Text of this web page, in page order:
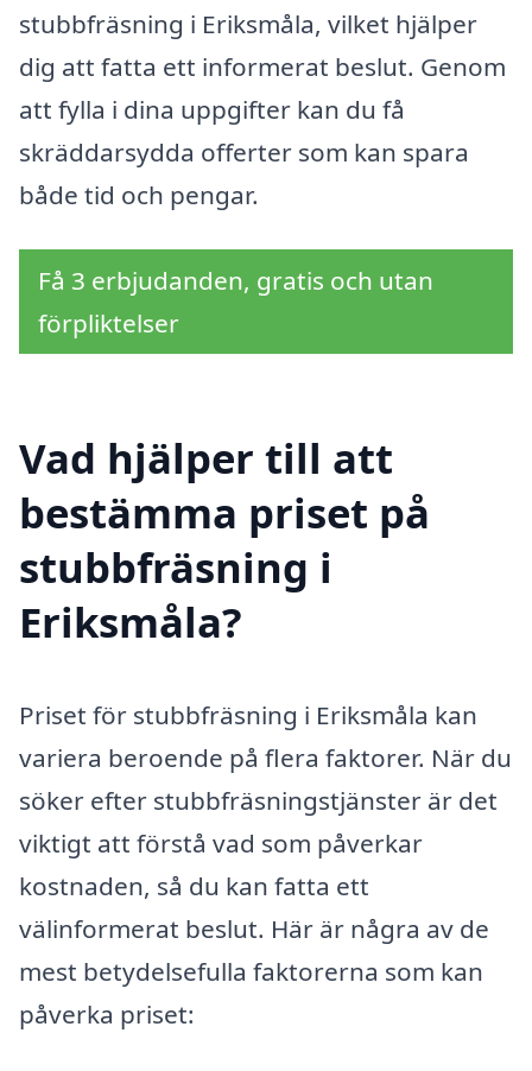
stubbfräsning i Eriksmåla, vilket hjälper
dig att fatta ett informerat beslut. Genom
att fylla i dina uppgifter kan du få
skräddarsydda offerter som kan spara
både tid och pengar.
Få 3 erbjudanden, gratis och utan
förpliktelser
Vad hjälper till att
bestämma priset på
stubbfräsning i
Eriksmåla?
Priset för stubbfräsning i Eriksmåla kan
variera beroende på flera faktorer. När du
söker efter stubbfräsningstjänster är det
viktigt att förstå vad som påverkar
kostnaden, så du kan fatta ett
välinformerat beslut. Här är några av de
mest betydelsefulla faktorerna som kan
påverka priset: